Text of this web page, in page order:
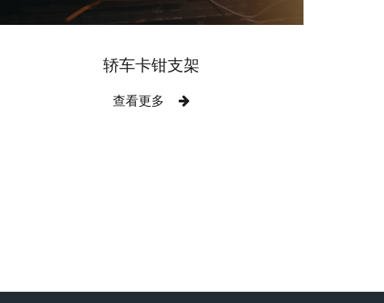
轿车卡钳支架
查看更多